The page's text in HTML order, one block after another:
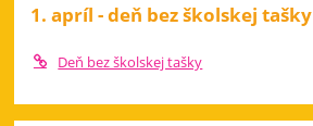
1. apríl - deň bez školskej tašky
Deň bez školskej tašky